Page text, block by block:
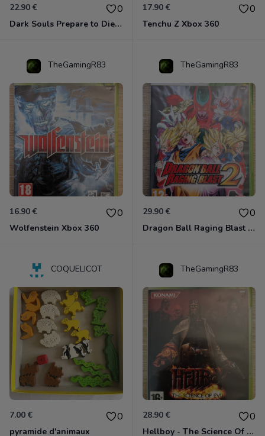
22.90 € 0
Dark Souls Prepare to Die Edition XBOX 360
17.90 € 0
Tenchu Z Xbox 360
TheGamingR83
16.90 € 0
Wolfenstein Xbox 360
TheGamingR83
29.90 € 0
Dragon Ball Raging Blast 2 Xbox 360
COQUELICOT
7.00 € 0
pyramide d'animaux
TheGamingR83
28.90 € 0
Hellboy - The Science Of Evil Xbox 360